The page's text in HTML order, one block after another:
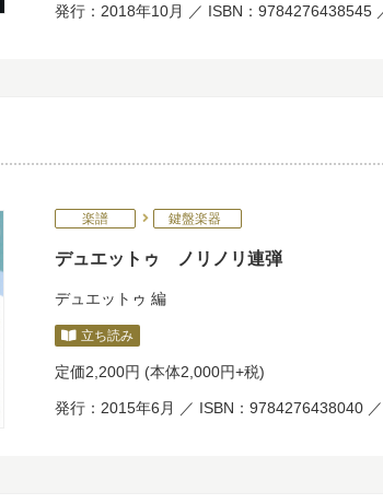
発行：2018年10月 ／ ISBN：9784276438545
楽譜 鍵盤楽器
デュエットゥ ノリノリ連弾
デュエットゥ 編
立ち読み
定価2,200円 (本体2,000円+税)
発行：2015年6月 ／ ISBN：9784276438040